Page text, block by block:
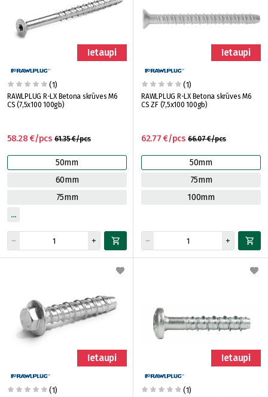
Ietaupi
(1)
RAWLPLUG R-LX Betona skrūves M6
CS (7,5x100 100gb)
61.35 €/pcs
58.28 €/pcs
50mm
60mm
75mm
Ietaupi
(1)
RAWLPLUG R-LX Betona skrūves M6
CS ZF (7,5x100 100gb)
66.07 €/pcs
62.77 €/pcs
50mm
75mm
100mm
Ietaupi
(1)
Ietaupi
(1)